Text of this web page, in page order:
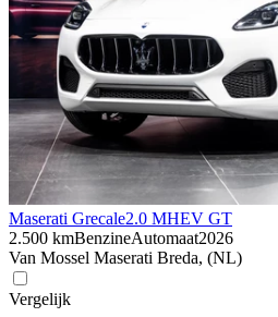
Maserati Grecale2.0 MHEV GT
2.500 kmBenzineAutomaat2026
Van Mossel Maserati Breda, (NL)
Vergelijk